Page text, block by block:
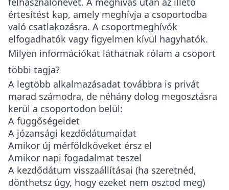
értesítést kap, amely meghívja a csoportodba
való csatlakozásra. A csoportmeghívók
elfogadhatók vagy figyelmen kívül hagyhatók.
Milyen információkat láthatnak rólam a csoport
többi tagja?
A legtöbb alkalmazásadat továbbra is privát
marad számodra, de néhány dolog megosztásra
kerül a csoportodon belül:
A függőségeidet
A józansági kezdődátumaidat
Amikor új mérföldköveket érsz el
Amikor napi fogadalmat teszel
A kezdődátum visszaállításai (ha szeretnéd,
dönthetsz úgy, hogy ezeket nem osztod meg)